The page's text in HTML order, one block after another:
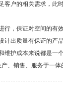
户的相关需求，此
，保证对空间的有效
出质量有保证的产
护成本来说都是一个
销售、服务于一体